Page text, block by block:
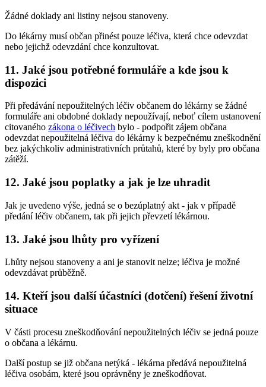
Žádné doklady ani listiny nejsou stanoveny.
Do lékárny musí občan přinést pouze léčiva, která chce odevzdat
nebo jejichž odevzdání chce konzultovat.
11. Jaké jsou potřebné formuláře a kde jsou k
dispozici
Při předávání nepoužitelných léčiv občanem do lékárny se žádné
formuláře ani obdobné doklady nepoužívají, neboť cílem ustanovení
citovaného zákona o léčivech bylo - podpořit zájem občana
odevzdat nepoužitelná léčiva do lékárny k bezpečnému zneškodnění
bez jakýchkoliv administrativních průtahů, které by byly pro občana
zátěží.
12. Jaké jsou poplatky a jak je lze uhradit
Jak je uvedeno výše, jedná se o bezúplatný akt - jak v případě
předání léčiv občanem, tak při jejich převzetí lékárnou.
13. Jaké jsou lhůty pro vyřízení
Lhůty nejsou stanoveny a ani je stanovit nelze; léčiva je možné
odevzdávat průběžně.
14. Kteří jsou další účastníci (dotčení) řešení životní
situace
V části procesu zneškodňování nepoužitelných léčiv se jedná pouze
o občana a lékárnu.
Další postup se již občana netýká - lékárna předává nepoužitelná
léčiva osobám, které jsou oprávněny je zneškodňovat.